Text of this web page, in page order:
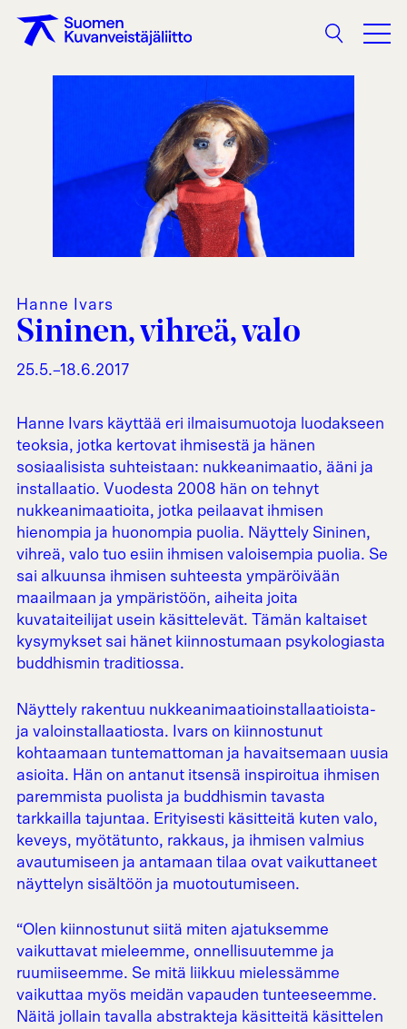
Haku
Hanne Ivars
Sininen, vihreä, valo
25.5.–18.6.2017
Hanne Ivars käyttää eri ilmaisumuotoja luodakseen
teoksia, jotka kertovat ihmisestä ja hänen
sosiaalisista suhteistaan: nukkeanimaatio, ääni ja
installaatio. Vuodesta 2008 hän on tehnyt
nukkeanimaatioita, jotka peilaavat ihmisen
hienompia ja huonompia puolia. Näyttely Sininen,
vihreä, valo tuo esiin ihmisen valoisempia puolia. Se
sai alkuunsa ihmisen suhteesta ympäröivään
maailmaan ja ympäristöön, aiheita joita
kuvataiteilijat usein käsittelevät. Tämän kaltaiset
kysymykset sai hänet kiinnostumaan psykologiasta
buddhismin traditiossa.
Näyttely rakentuu nukkeanimaatioinstallaatioista-
ja valoinstallaatiosta. Ivars on kiinnostunut
kohtaamaan tuntemattoman ja havaitsemaan uusia
asioita. Hän on antanut itsensä inspiroitua ihmisen
paremmista puolista ja buddhismin tavasta
tarkkailla tajuntaa. Erityisesti käsitteitä kuten valo,
keveys, myötätunto, rakkaus, ja ihmisen valmius
avautumiseen ja antamaan tilaa ovat vaikuttaneet
näyttelyn sisältöön ja muotoutumiseen.
“Olen kiinnostunut siitä miten ajatuksemme
vaikuttavat mieleemme, onnellisuutemme ja
ruumiiseemme. Se mitä liikkuu mielessämme
vaikuttaa myös meidän vapauden tunteeseemme.
Näitä jollain tavalla abstrakteja käsitteitä käsittelen